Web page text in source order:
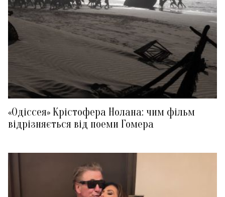
«Одіссея» Крістофера Нолана: чим фільм
відрізняється від поеми Гомера